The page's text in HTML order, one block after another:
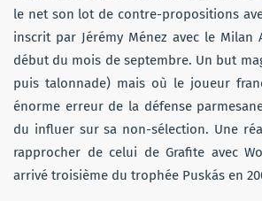
le net son lot de contre-propositions
inscrit par Jérémy Ménez avec le Milan
début du mois de septembre. Un but
puis talonnade) mais où le joueur
énorme erreur de la défense
du influer sur sa non-sélection. Une
rapprocher de celui de Grafite avec
arrivé troisième du trophée Puskás en